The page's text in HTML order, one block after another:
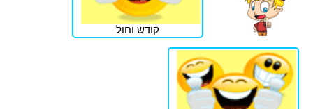
קודש וחול